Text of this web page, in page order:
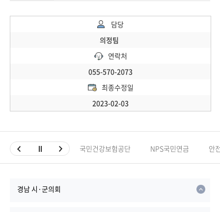
담당
의정팀
연락처
055-570-2073
최종수정일
2023-02-03
국민건강보험공단 NPS국민연금 안
경남 시·군의회